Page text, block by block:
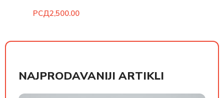
РСД
NAJPRODAVANIJI ARTIKLI